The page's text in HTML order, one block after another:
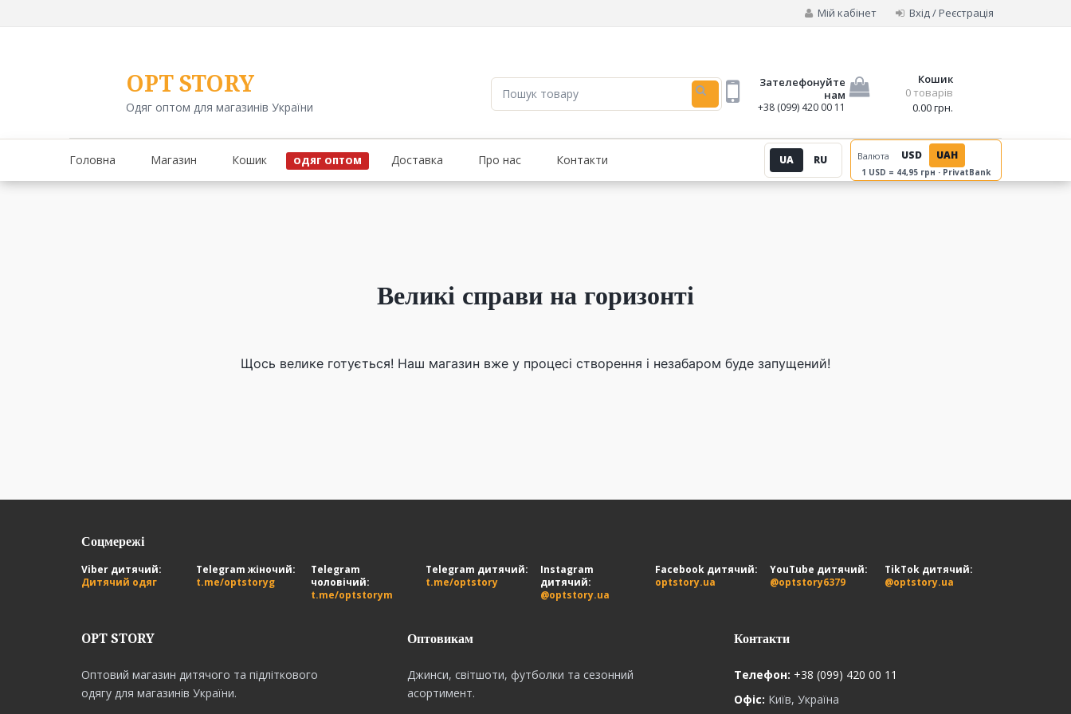
Мій кабінет Вхід / Реєстрація
OPT STORY
Одяг оптом для магазинів України
Пошук
Зателефонуйте
нам
+38 (099) 420 00 11
Кошик
0 товарів
0.00 грн.
Головна Магазин Кошик ОДЯГ ОПТОМ Доставка Про нас Контакти UA RU Валюта USD UAH
1 USD = 44,95 грн · PrivatBank
Великі справи на горизонті
Щось велике готується! Наш магазин вже у процесі створення і незабаром буде запущений!
OPT STORY
Оптовий магазин дитячого та підліткового
одягу для магазинів України.
Оптовикам
Джинси, світшоти, футболки та сезонний
асортимент.
Контакти
Телефон: +38 (099) 420 00 11
Офіс: Київ, Україна
Соцмережі
Viber дитячий:
Дитячий одяг
Telegram жіночий:
t.me/optstoryg
Telegram
чоловічий:
t.me/optstorym
Telegram дитячий:
t.me/optstory
Instagram
дитячий:
@optstory.ua
Facebook дитячий:
optstory.ua
YouTube дитячий:
@optstory6379
TikTok дитячий:
@optstory.ua